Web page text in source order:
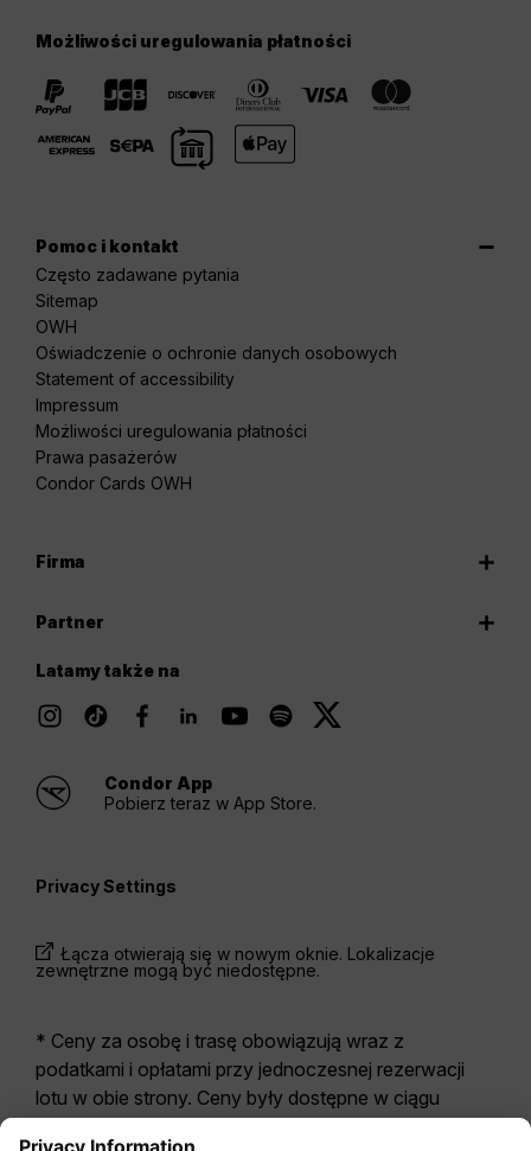
Możliwości uregulowania płatności
Pomoc i kontakt
Często zadawane pytania
Sitemap
OWH
Oświadczenie o ochronie danych osobowych
Statement of accessibility
Impressum
Możliwości uregulowania płatności
Prawa pasażerów
Condor Cards OWH
Firma
Partner
Latamy także na
Condor App
Pobierz teraz w App Store.
Privacy Settings
Łącza otwierają się w nowym oknie. Lokalizacje
zewnętrzne mogą być niedostępne.
* Ceny za osobę i trasę obowiązują wraz z
podatkami i opłatami przy jednoczesnej rezerwacji
lotu w obie strony. Ceny były dostępne w ciągu